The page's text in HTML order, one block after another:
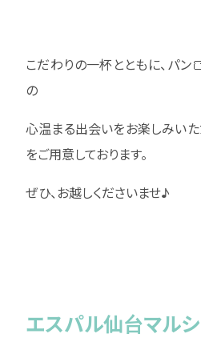
こだわりの一杯とともに、パ
の
心温まる出会いをお楽しみい
をご用意しております。
ぜひ、お越しくださいませ♪
エスパル仙台マル